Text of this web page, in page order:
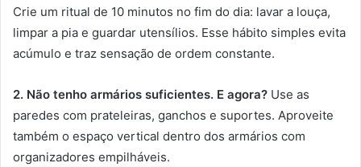
Crie um ritual de 10 minutos no fim do dia: lavar a louça,
limpar a pia e guardar utensílios. Esse hábito simples evita
acúmulo e traz sensação de ordem constante.
2. Não tenho armários suficientes. E agora? Use as
paredes com prateleiras, ganchos e suportes. Aproveite
também o espaço vertical dentro dos armários com
organizadores empilháveis.